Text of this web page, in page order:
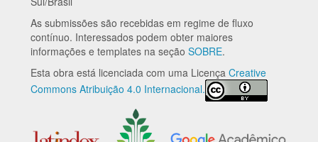
As submissões são recebidas em regime de fluxo
contínuo. Interessados podem obter maiores
informações e templates na seção SOBRE.
Esta obra está licenciada com uma Licença Creative
Commons Atribuição 4.0 Internacional.